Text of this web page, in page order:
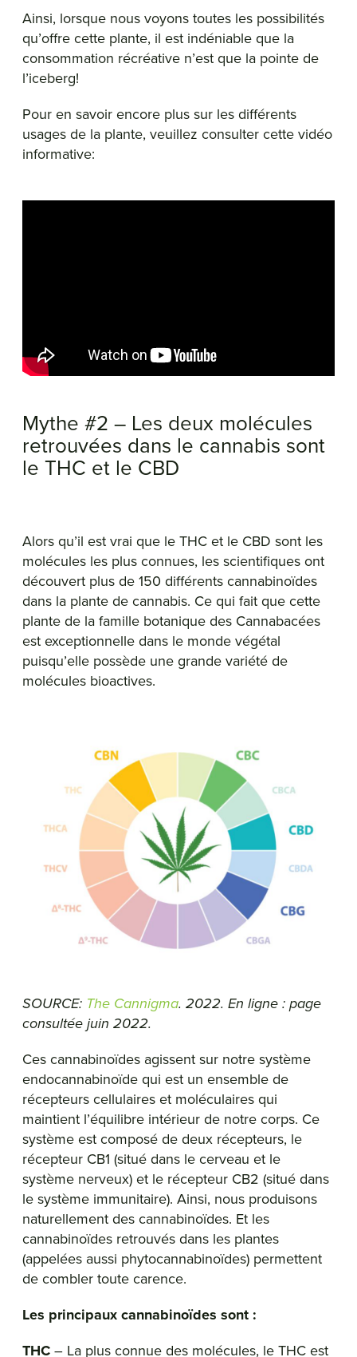
Ainsi, lorsque nous voyons toutes les possibilités
qu’offre cette plante, il est indéniable que la
consommation récréative n’est que la pointe de
l’iceberg!
Pour en savoir encore plus sur les différents
usages de la plante, veuillez consulter cette vidéo
informative:
Mythe #2 – Les deux molécules
retrouvées dans le cannabis sont
le THC et le CBD
Alors qu’il est vrai que le THC et le CBD sont les
molécules les plus connues, les scientifiques ont
découvert plus de 150 différents cannabinoïdes
dans la plante de cannabis. Ce qui fait que cette
plante de la famille botanique des Cannabacées
est exceptionnelle dans le monde végétal
puisqu’elle possède une grande variété de
molécules bioactives.
SOURCE: The Cannigma. 2022. En ligne : page
consultée juin 2022.
Ces cannabinoïdes agissent sur notre système
endocannabinoïde qui est un ensemble de
récepteurs cellulaires et moléculaires qui
maintient l’équilibre intérieur de notre corps. Ce
système est composé de deux récepteurs, le
récepteur CB1 (situé dans le cerveau et le
système nerveux) et le récepteur CB2 (situé dans
le système immunitaire). Ainsi, nous produisons
naturellement des cannabinoïdes. Et les
cannabinoïdes retrouvés dans les plantes
(appelées aussi phytocannabinoïdes) permettent
de combler toute carence.
Les principaux cannabinoïdes sont :
THC – La plus connue des molécules, le THC est